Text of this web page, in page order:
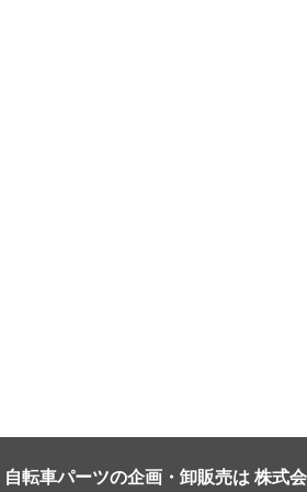
自転車パーツの企画・卸販売は 株式